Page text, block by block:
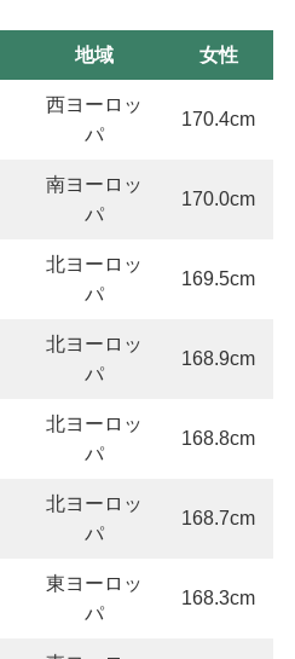
地域 女性
西ヨーロッ
パ
170.4cm
南ヨーロッ
パ
170.0cm
北ヨーロッ
パ
169.5cm
北ヨーロッ
パ
168.9cm
北ヨーロッ
パ
168.8cm
北ヨーロッ
パ
168.7cm
東ヨーロッ
パ
168.3cm